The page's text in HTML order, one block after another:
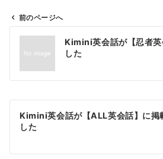
ビ
ン
前のページへ
Kimini英会話が【忍者英
した
Kimini英会話が【ALL英会話】に掲
した